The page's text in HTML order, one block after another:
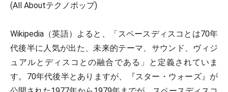
(All Aboutテクノポップ)
Wikipedia（英語）よると、「スペースディスコとは70年
代後半に人気が出た、未来的テーマ、サウンド、ヴィジ
ュアルとディスコとの融合である」と定義されていま
す。70年代後半とありますが、『スター・ウォーズ』が